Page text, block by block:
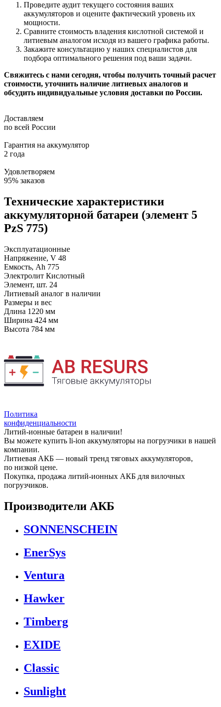
Проведите аудит текущего состояния ваших
аккумуляторов и оцените фактический уровень их
мощности.
Сравните стоимость владения кислотной системой и
литиевым аналогом исходя из вашего графика работы.
Закажите консультацию у наших специалистов для
подбора оптимального решения под ваши задачи.
Свяжитесь с нами сегодня, чтобы получить точный расчет
стоимости, уточнить наличие литиевых аналогов и
обсудить индивидуальные условия доставки по России.
Доставляем
по всей России
Гарантия на аккумулятор
2 года
Удовлетворяем
95% заказов
Технические характеристики
аккумуляторной батареи (элемент 5
PzS 775)
Эксплуатационные
Напряжение, V 48
Емкость, Ah 775
Электролит Кислотный
Элемент, шт. 24
Литиевый аналог в наличии
Размеры и вес
Длина 1220 мм
Ширина 424 мм
Высота 784 мм
Политика
конфиденциальности
Литий-ионные батареи в наличии!
Вы можете купить li-ion аккумуляторы на погрузчики в нашей
компании.
Литиевая АКБ — новый тренд тяговых аккумуляторов,
по низкой цене.
Покупка, продажа литий-ионных АКБ для вилочных
погрузчиков.
Производители АКБ
SONNENSCHEIN
EnerSys
Ventura
Hawker
Timberg
EXIDE
Classic
Sunlight